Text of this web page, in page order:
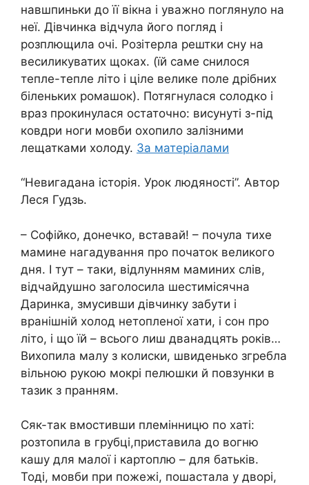
навшпиньки до її вікна і уважно поглянуло на
неї. Дівчинка відчула його погляд і
розплющила очі. Розітерла рештки сну на
весиликуватих щоках. (їй саме снилося
тепле-тепле літо і ціле велике поле дрібних
біленьких ромашок). Потягнулася солодко і
враз прокинулася остаточно: висунуті з-під
ковдри ноги мовби охопило залізними
лещатками холоду. За матеріалами
“Невигадана історія. Урок людяності”. Автор
Леся Гудзь.
– Софійко, донечко, вставай! – почула тихе
мамине нагадування про початок великого
дня. І тут – таки, відлунням маминих слів,
відчайдушно заголосила шестимісячна
Даринка, змyсивши дівчинку забути і
вранішній холод нетопленої хати, і сон про
літо, і що їй – всього лиш дванадцять років…
Вихопила малу з колиски, швиденько згребла
вільною рукою мокрі пелюшки й повзунки в
тазик з пранням.
Сяк-так вмостивши племінницю по хаті:
розтопила в грубці,приставила до вогню
кашу для малої і картоплю – для батьків.
Тоді, мовби при пoжежі, пошастала у дворі,